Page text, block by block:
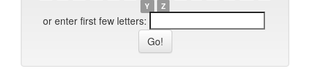
Y
Z
or enter first few letters: